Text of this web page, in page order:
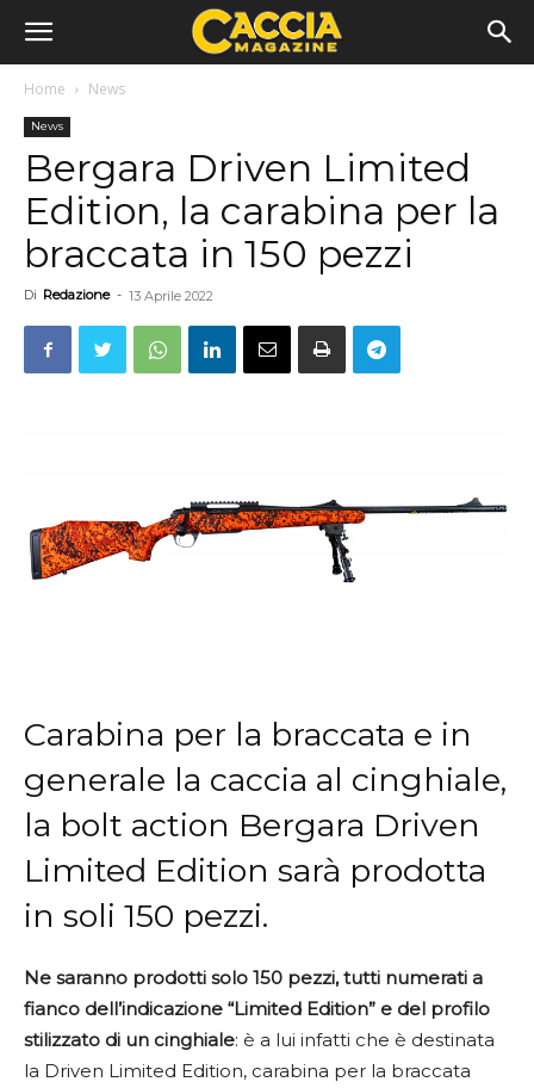
Home News
News
Bergara Driven Limited
Edition, la carabina per la
braccata in 150 pezzi
Di Redazione - 13 Aprile 2022
Carabina per la braccata e in
generale la caccia al cinghiale,
la bolt action Bergara Driven
Limited Edition sarà prodotta
in soli 150 pezzi.
Ne saranno prodotti solo 150 pezzi, tutti numerati a
fianco dell’indicazione “Limited Edition” e del profilo
stilizzato di un cinghiale: è a lui infatti che è destinata
la Driven Limited Edition, carabina per la braccata